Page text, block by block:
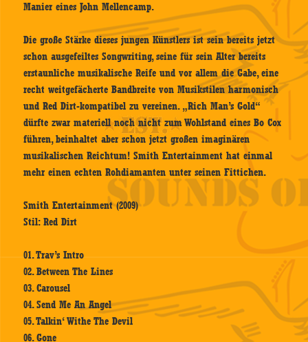
Manier eines John Mellencamp.
Die große Stärke dieses jungen Künstlers ist sein bereits jetzt
schon ausgefeiltes Songwriting, seine für sein Alter bereits
erstaunliche musikalische Reife und vor allem die Gabe, eine
recht weitgefächerte Bandbreite von Musikstilen harmonisch
und Red Dirt-kompatibel zu vereinen. „Rich Man’s Gold“
dürfte zwar materiell noch nicht zum Wohlstand eines Bo Cox
führen, beinhaltet aber schon jetzt großen imaginären
musikalischen Reichtum! Smith Entertainment hat einmal
mehr einen echten Rohdiamanten unter seinen Fittichen.
Smith Entertainment (2009)
Stil: Red Dirt
01. Trav’s Intro
02. Between The Lines
03. Carousel
04. Send Me An Angel
05. Talkin‘ Withe The Devil
06. Gone